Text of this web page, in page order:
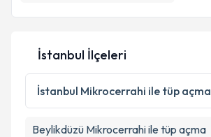
İstanbul İlçeleri
İstanbul Mikrocerrahi ile tüp açma
Beylikdüzü Mikrocerrahi ile tüp açma